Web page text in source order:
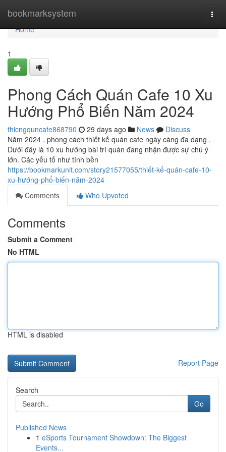
bookmarksystem
Home
Home
1
Phong Cách Quán Cafe 10 Xu
Hướng Phổ Biến Năm 2024
thicngquncafe868790 29 days ago News
Discuss
Năm 2024 , phong cách thiết kế quán cafe ngày càng đa dạng .
Dưới đây là 10 xu hướng bài trí quán đang nhận được sự chú ý
lớn. Các yếu tố như tính bền
https://bookmarkunit.com/story21577055/thiết-kế-quán-cafe-10-
xu-hướng-phổ-biến-năm-2024
Comments
Who Upvoted
Comments
Submit a Comment
No HTML
HTML is disabled
Report Page
Search
Go
Published News
1 eSports Tournament Showdown: The Biggest
Events...